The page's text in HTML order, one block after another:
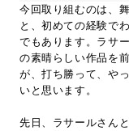
今回取り組むのは、
と、初めての経験で
でもあります。ラサ
の素晴らしい作品を
が、打ち勝って、や
いと思います。
先日、ラサールさん